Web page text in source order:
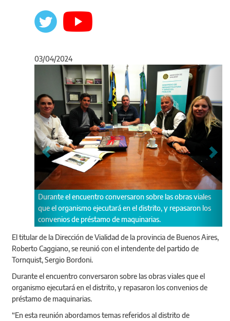
03/04/2024
conversaron sobre las obras viales
ejecutará en el distrito, y repasaron los
de maquinarias.
Además del Administrador
estuvo presente el
Zurieta.
Anterior
El titular de la Dirección de Vialidad de la provincia de Buenos Aires,
Roberto Caggiano, se reunió con el intendente del partido de
Tornquist, Sergio Bordoni.
Durante el encuentro conversaron sobre las obras viales que el
organismo ejecutará en el distrito, y repasaron los convenios de
préstamo de maquinarias.
“En esta reunión abordamos temas referidos al distrito de